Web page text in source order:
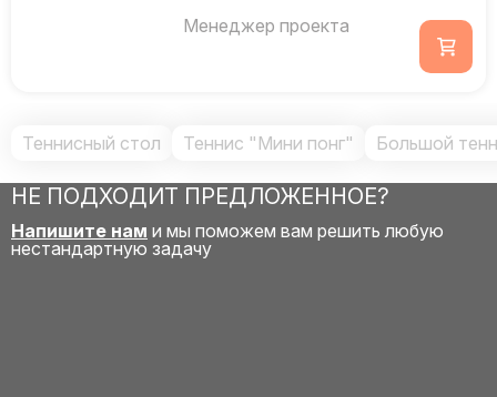
Менеджер проекта
Теннисный стол Теннис "Мини понг" Большой
НЕ ПОДХОДИТ ПРЕДЛОЖЕННОЕ?
Напишите нам и мы поможем вам решить любую
нестандартную задачу